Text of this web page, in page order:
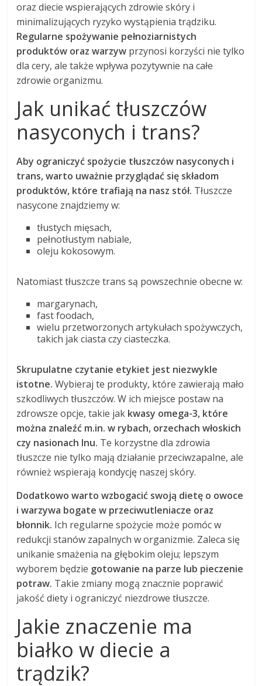
oraz diecie wspierających zdrowie skóry i
minimalizujących ryzyko wystąpienia trądziku.
Regularne spożywanie pełnoziarnistych
produktów oraz warzyw przynosi korzyści nie tylko
dla cery, ale także wpływa pozytywnie na całe
zdrowie organizmu.
Jak unikać tłuszczów
nasyconych i trans?
Aby ograniczyć spożycie tłuszczów nasyconych i
trans, warto uważnie przyglądać się składom
produktów, które trafiają na nasz stół. Tłuszcze
nasycone znajdziemy w:
tłustych mięsach,
pełnotłustym nabiale,
oleju kokosowym.
Natomiast tłuszcze trans są powszechnie obecne w:
margarynach,
fast foodach,
wielu przetworzonych artykułach spożywczych,
takich jak ciasta czy ciasteczka.
Skrupulatne czytanie etykiet jest niezwykle
istotne. Wybieraj te produkty, które zawierają mało
szkodliwych tłuszczów. W ich miejsce postaw na
zdrowsze opcje, takie jak kwasy omega-3, które
można znaleźć m.in. w rybach, orzechach włoskich
czy nasionach lnu. Te korzystne dla zdrowia
tłuszcze nie tylko mają działanie przeciwzapalne, ale
również wspierają kondycję naszej skóry.
Dodatkowo warto wzbogacić swoją dietę o owoce
i warzywa bogate w przeciwutleniacze oraz
błonnik. Ich regularne spożycie może pomóc w
redukcji stanów zapalnych w organizmie. Zaleca się
unikanie smażenia na głębokim oleju; lepszym
wyborem będzie gotowanie na parze lub pieczenie
potraw. Takie zmiany mogą znacznie poprawić
jakość diety i ograniczyć niezdrowe tłuszcze.
Jakie znaczenie ma
białko w diecie a
trądzik?